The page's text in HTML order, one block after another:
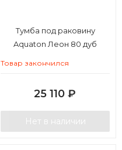
Тумба под раковину
Aquaton Леон 80 дуб
Товар закончился
25 110 ₽
Нет в наличии